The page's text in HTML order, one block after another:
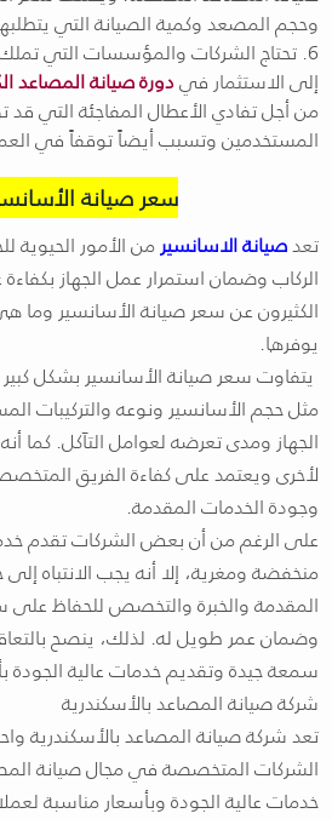
وحجم المصعد وكمية الصيانة التي
6. تحتاج الشركات والمؤسسات التي
إلى الاستثمار فيدورة صيانة المصاعد
من أجل تفادي الأعطال المفاجئة التي
المستخدمين وتسبب أيضاً توقفاً في
سعر صيانة
تعدصيانة الاسانسيرمن الأمور
الركاب وضمان استمرار عمل الجهاز
الكثيرون عن سعر صيانة الأسانسير وما
يوفرها.
يتفاوت سعر صيانة الأسانسير بشكل
مثل حجم الأسانسير ونوعه والتركيبات
الجهاز ومدى تعرضه لعوامل التآكل. كما
لأخرى ويعتمد على كفاءة الفريق
وجودة الخدمات المقدمة.
على الرغم من أن بعض الشركات تقدم
منخفضة ومغرية، إلا أنه يجب الانتباه
المقدمة والخبرة والتخصص للحفاظ على
وضمان عمر طويل له. لذلك، ينصح
سمعة جيدة وتقديم خدمات عالية الجودة
شركة صيانة المصاعد بالأسكندرية
تعد شركة صيانة المصاعد بالأسكندرية
الشركات المتخصصة في مجال صيانة
خدمات عالية الجودة وبأسعار مناسبة